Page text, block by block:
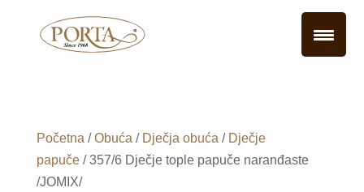
Početna /Obuća / Dječja obuća / Dječje
papuče/ 357/6 Dječje tople papuče naranđaste
/JOMIX/